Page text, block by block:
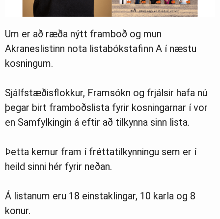
Um er að ræða nýtt framboð og mun
Akraneslistinn nota listabókstafinn A í næstu
kosningum.
Sjálfstæðisflokkur, Framsókn og frjálsir hafa nú
þegar birt framboðslista fyrir kosningarnar í vor
en Samfylkingin á eftir að tilkynna sinn lista.
Þetta kemur fram í fréttatilkynningu sem er í
heild sinni hér fyrir neðan.
Á listanum eru 18 einstaklingar, 10 karla og 8
konur.